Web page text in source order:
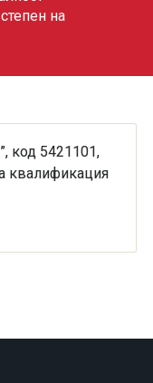
на
код 5421101,
квалификация